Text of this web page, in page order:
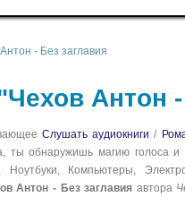
- Без заглавия
Антон
Слушать аудиокниги /
ты обнаружишь магию голоса и
Компьютеры,
Антон - Без заглавия автора